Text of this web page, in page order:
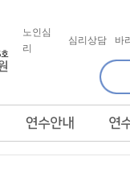
노인심
리
심리상담 바